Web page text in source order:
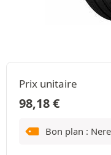
Prix unitaire
98,18€
Bon plan :